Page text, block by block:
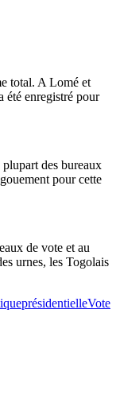
total. A Lomé et
été enregistré pour
des bureaux
pour cette
de vote et au
urnes, les Togolais
présidentielleVote